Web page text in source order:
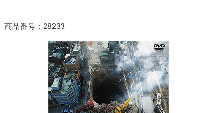
商品番号：28233